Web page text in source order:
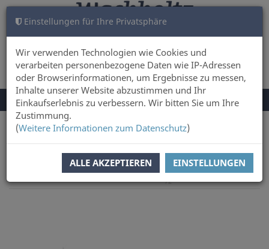
Einstellungen für Ihre Privatsphäre
Wir verwenden Technologien wie Cookies und
verarbeiten personenbezogene Daten wie IP-Adressen
oder Browserinformationen, um Ergebnisse zu messen,
Inhalte unserer Website abzustimmen und Ihr
Einkaufserlebnis zu verbessern. Wir bitten Sie um Ihre
Zustimmung.
(Weitere Informationen zum Datenschutz)
ALLE AKZEPTIEREN EINSTELLUNGEN
ANMELDEN WARENKORB 0
NAVIGATION
UMSCHALTEN
Menü
Sie sind hier:
Artikel zurück
Artikel 68 von
72
nächster Artikel